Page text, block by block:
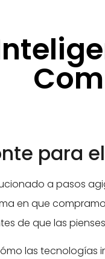
para
a pasos
en que
de que las
las